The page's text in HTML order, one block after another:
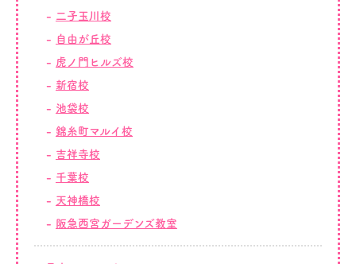
二子玉川校
自由が丘校
虎ノ門ヒルズ校
新宿校
池袋校
錦糸町マルイ校
吉祥寺校
千葉校
天神橋校
阪急西宮ガーデンズ教室